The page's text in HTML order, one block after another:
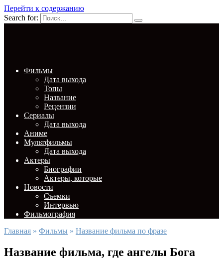
Перейти к содержанию
Search for:
Фильмы
Дата выхода
Топы
Название
Рецензии
Сериалы
Дата выхода
Аниме
Мультфильмы
Дата выхода
Актеры
Биографии
Актеры, которые
Новости
Съемки
Интервью
Фильмография
Главная » Фильмы » Название фильма по фразе
Название фильма, где ангелы Бога